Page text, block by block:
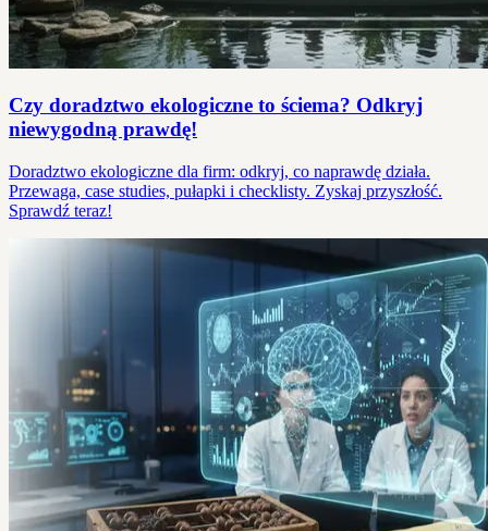
Czy doradztwo ekologiczne to ściema? Odkryj
niewygodną prawdę!
Doradztwo ekologiczne dla firm: odkryj, co naprawdę działa.
Przewaga, case studies, pułapki i checklisty. Zyskaj przyszłość.
Sprawdź teraz!